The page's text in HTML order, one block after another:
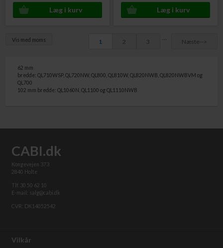
Vis med moms 1 2 3 Næste-->
62 mm
bredde: QL710WSP, QL720NW, QL800, QL810W, QL820NWB, QL820NWBVM og
QL700
102 mm bredde: QL1060N, QL1100 og QL1110NWB
CABI.dk
Kongevejen 373
2840 Holte
Tlf. 30 50 62 10
E-mail: salg@cabi.dk
CVR: DK14052542
Vilkår